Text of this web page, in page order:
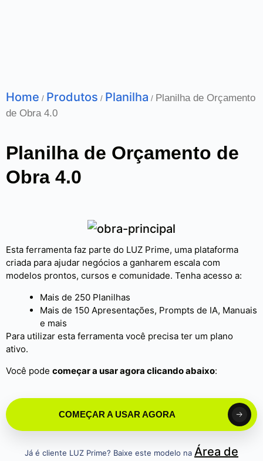
Home / Produtos / Planilha / Planilha de Orçamento
de Obra 4.0
Planilha de Orçamento de
Obra 4.0
Esta ferramenta faz parte do LUZ Prime, uma plataforma
criada para ajudar negócios a ganharem escala com
modelos prontos, cursos e comunidade. Tenha acesso a:
Mais de 250 Planilhas
Mais de 150 Apresentações, Prompts de IA, Manuais
e mais
Para utilizar esta ferramenta você precisa ter um plano
ativo.
Você pode começar a usar agora clicando abaixo:
COMEÇAR A USAR AGORA
Já é cliente LUZ Prime? Baixe este modelo na Área de